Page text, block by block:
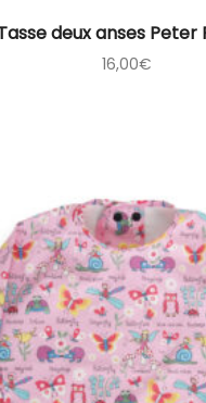
deux anses Peter
16,00€